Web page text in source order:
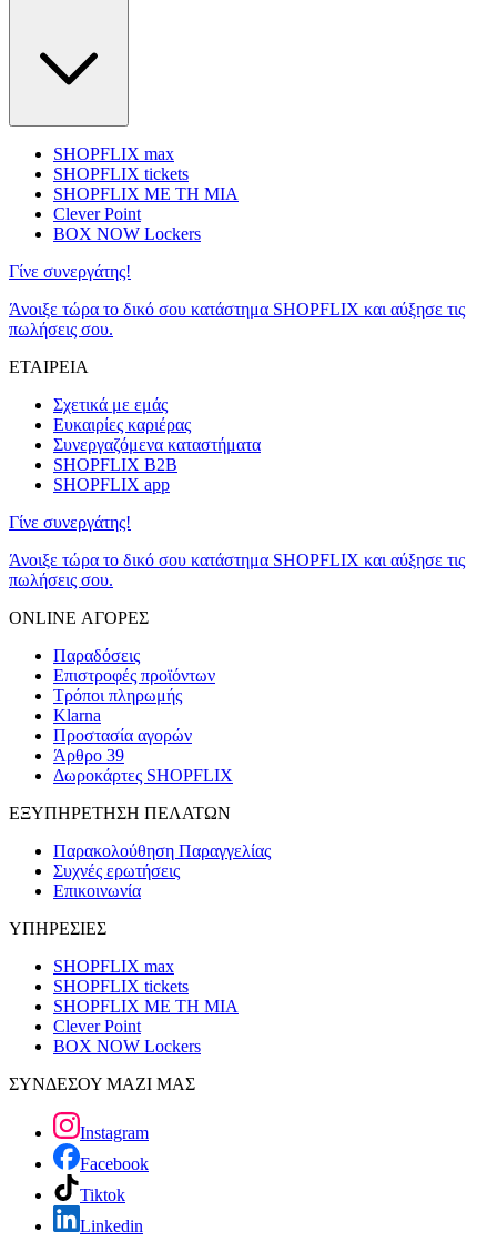
SHOPFLIX max
SHOPFLIX tickets
SHOPFLIX ΜΕ ΤΗ ΜΙΑ
Clever Point
BOX NOW Lockers
Γίνε συνεργάτης!
Άνοιξε τώρα το δικό σου κατάστημα SHOPFLIX και αύξησε τις
πωλήσεις σου.
ΕΤΑΙΡΕΙΑ
Σχετικά με εμάς
Ευκαιρίες καριέρας
Συνεργαζόμενα καταστήματα
SHOPFLIX B2B
SHOPFLIX app
Γίνε συνεργάτης!
Άνοιξε τώρα το δικό σου κατάστημα SHOPFLIX και αύξησε τις
πωλήσεις σου.
ONLINE ΑΓΟΡΕΣ
Παραδόσεις
Επιστροφές προϊόντων
Τρόποι πληρωμής
Klarna
Προστασία αγορών
Άρθρο 39
Δωροκάρτες SHOPFLIX
ΕΞΥΠΗΡΕΤΗΣΗ ΠΕΛΑΤΩΝ
Παρακολούθηση Παραγγελίας
Συχνές ερωτήσεις
Επικοινωνία
ΥΠΗΡΕΣΙΕΣ
SHOPFLIX max
SHOPFLIX tickets
SHOPFLIX ΜΕ ΤΗ ΜΙΑ
Clever Point
BOX NOW Lockers
ΣΥΝΔΕΣΟΥ ΜΑΖΙ ΜΑΣ
Instagram
Facebook
Tiktok
Linkedin